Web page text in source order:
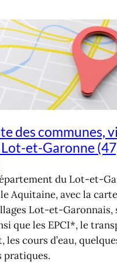
des communes,
et-Garonne
du Lot-et-
Aquitaine, avec la
Lot-et-Garonnais,
que les EPCI*, le
les cours d’eau,
pratiques.